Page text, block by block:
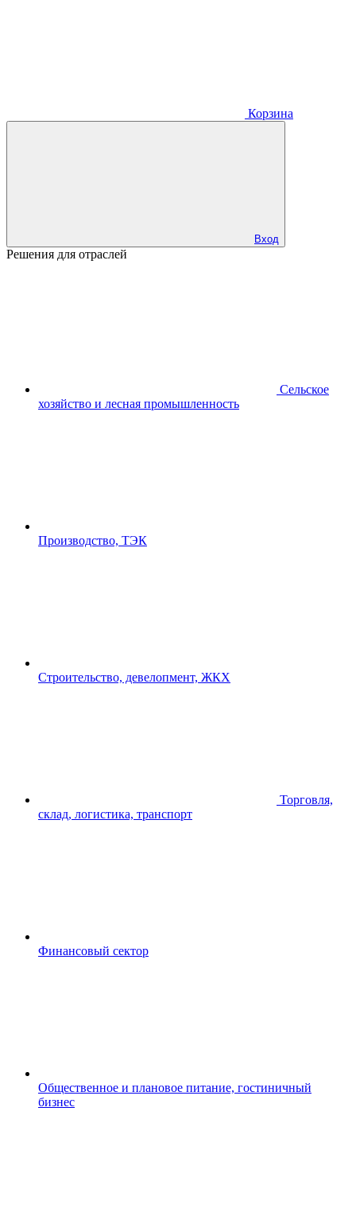
Корзина
Вход
Решения для отраслей
Сельское
хозяйство и лесная промышленность
Производство, ТЭК
Строительство, девелопмент, ЖКХ
Торговля,
склад, логистика, транспорт
Финансовый сектор
Общественное и плановое питание, гостиничный
бизнес